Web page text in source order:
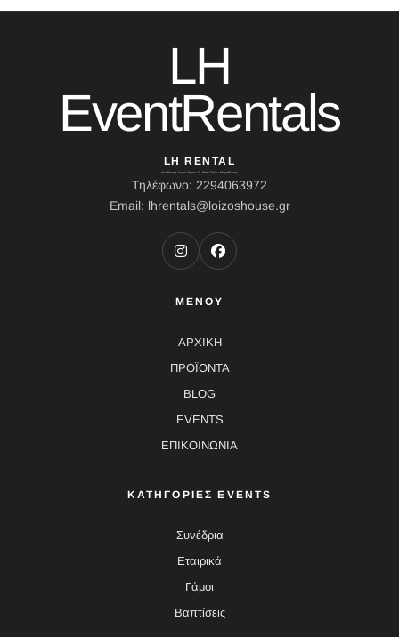
LH
EventRentals
LH RENTAL
Διεύθυνση: Ιερού Λόχου 10, Κάτω Σούλι, Μαραθώνας
Τηλέφωνο: 2294063972
Email: lhrentals@loizoshouse.gr
ΜΕΝΟΥ
ΑΡΧΙΚΗ
ΠΡΟΪΟΝΤΑ
BLOG
EVENTS
ΕΠΙΚΟΙΝΩΝΙΑ
ΚΑΤΗΓΟΡΙΕΣ EVENTS
Συνέδρια
Εταιρικά
Γάμοι
Βαπτίσεις